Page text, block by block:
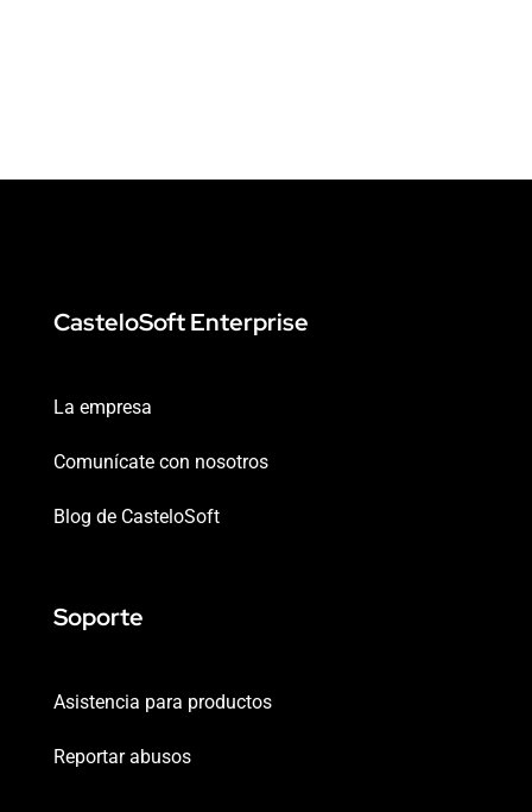
CasteloSoft Enterprise
La empresa
Comunícate con nosotros
Blog de CasteloSoft
Soporte
Asistencia para productos
Reportar abusos